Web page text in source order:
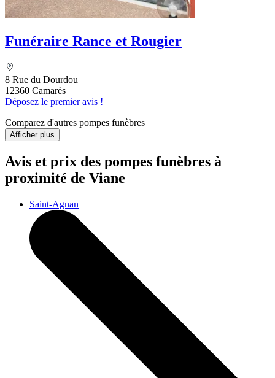
Funéraire Rance et Rougier
8 Rue du Dourdou
12360 Camarès
Déposez le premier avis !
Comparez d'autres pompes funèbres
Afficher plus
Avis et prix des pompes funèbres à
proximité de Viane
Saint-Agnan